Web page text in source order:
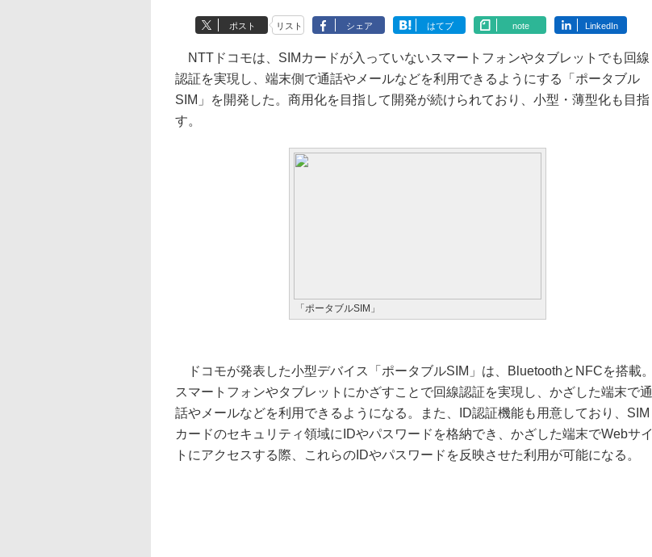
ポスト リスト シェア はてブ note LinkedIn
NTTドコモは、SIMカードが入っていないスマートフォンやタブレットでも回線
認証を実現し、端末側で通話やメールなどを利用できるようにする「ポータブル
SIM」を開発した。商用化を目指して開発が続けられており、小型・薄型化も目指
す。
「ポータブルSIM」
ドコモが発表した小型デバイス「ポータブルSIM」は、BluetoothとNFCを搭載。
スマートフォンやタブレットにかざすことで回線認証を実現し、かざした端末で通
話やメールなどを利用できるようになる。また、ID認証機能も用意しており、SIM
カードのセキュリティ領域にIDやパスワードを格納でき、かざした端末でWebサイ
トにアクセスする際、これらのIDやパスワードを反映させた利用が可能になる。